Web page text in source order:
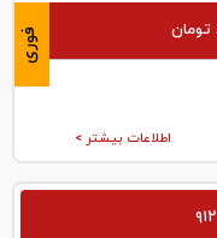
فوری
اطلاعات بیشتر >